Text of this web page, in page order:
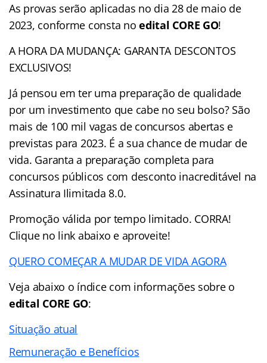
As provas serão aplicadas no dia 28 de maio de
2023, conforme consta noedital CORE GO!
A HORA DA MUDANÇA: GARANTA DESCONTOS
EXCLUSIVOS!
Já pensou em ter uma preparação de qualidade
por um investimento que cabe no seu bolso? São
mais de 100 mil vagas de concursos abertas e
previstas para 2023. É a sua chance de mudar de
vida. Garanta a preparação completa para
concursos públicos com desconto inacreditável na
Assinatura Ilimitada 8.0.
Promoção válida por tempo limitado. CORRA!
Clique no link abaixo e aproveite!
QUERO COMEÇAR A MUDAR DE VIDA AGORA
Veja abaixo o índicecom informações sobre o
edital CORE GO:
Situação atual
Remuneração e Benefícios